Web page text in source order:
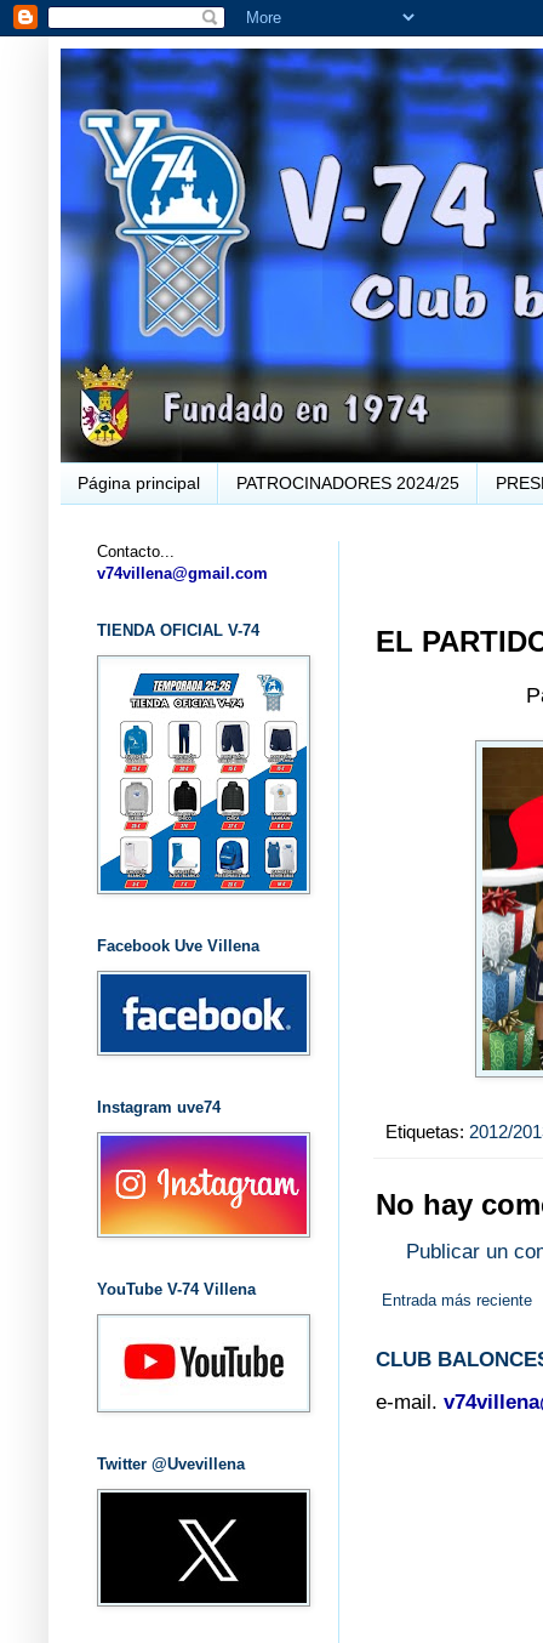
Página principal PATROCINADORES 2024/25
EL
Etiquetas: 2012/
No hay
Publicar un
Entrada más reciente
CLUB
e-mail.
Contacto...
v74villena@gmail.com
TIENDA OFICIAL V-74
Facebook Uve Villena
Instagram uve74
YouTube V-74 Villena
Twitter @Uvevillena